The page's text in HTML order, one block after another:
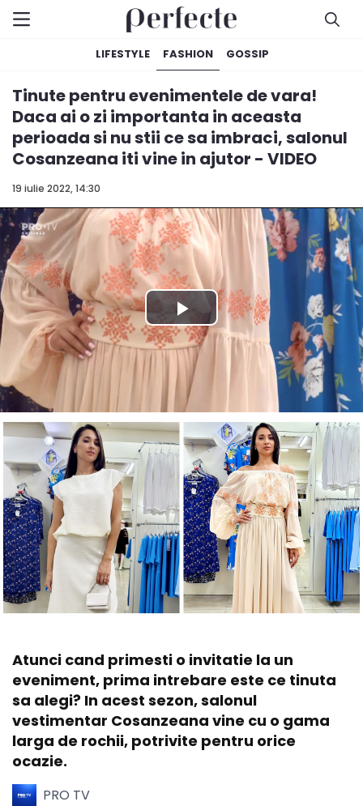
LIFESTYLE FASHION GOSSIP
19 iulie 2022, 14:30
Tinute pentru evenimentele de vara!
Daca ai o zi importanta in aceasta
perioada si nu stii ce sa imbraci, salonul
Cosanzeana iti vine in ajutor - VIDEO
Atunci cand primesti o invitatie la un
eveniment, prima intrebare este ce tinuta
sa alegi? In acest sezon, salonul
vestimentar Cosanzeana vine cu o gama
larga de rochii, potrivite pentru orice
ocazie.
PRO TV